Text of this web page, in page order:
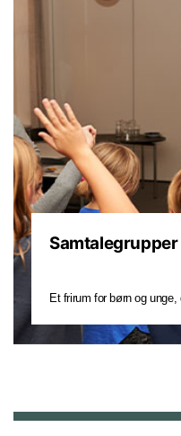
Samtalegrupper
Et frirum for børn og